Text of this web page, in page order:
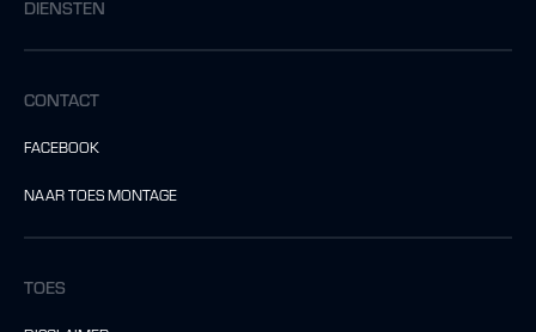
DIENSTEN
CONTACT
FACEBOOK
NAAR TOES MONTAGE
TOES